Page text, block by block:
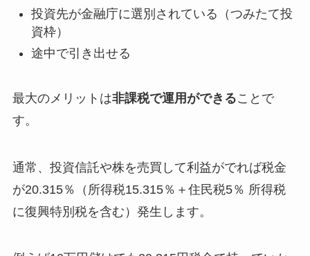
投資先が金融庁に選別されている（つみたて投
資枠）
途中で引き出せる
最大のメリットは非課税で運用ができることで
す。
通常、投資信託や株を売買して利益がでれば税金
が20.315％（所得税15.315％＋住民税5％ 所得税
に復興特別税を含む）発生します。